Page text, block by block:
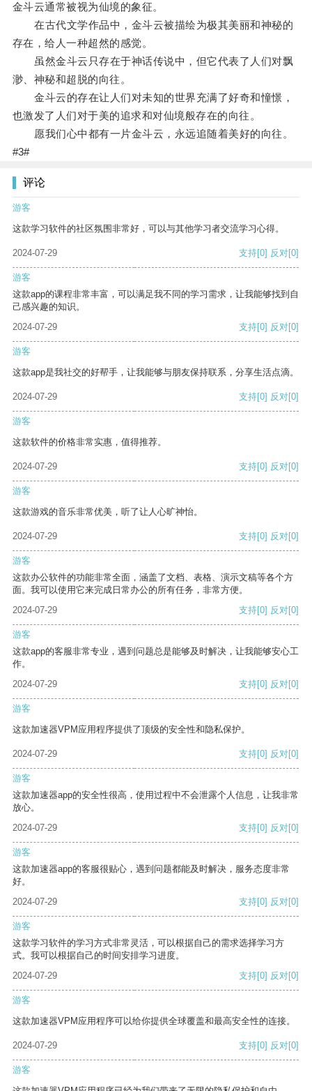
金斗云通常被视为仙境的象征。
在古代文学作品中，金斗云被描绘为极其美丽和神秘的
存在，给人一种超然的感觉。
虽然金斗云只存在于神话传说中，但它代表了人们对飘
渺、神秘和超脱的向往。
金斗云的存在让人们对未知的世界充满了好奇和憧憬，
也激发了人们对于美的追求和对仙境般存在的向往。
愿我们心中都有一片金斗云，永远追随着美好的向往。
#3#
评论
游客
这款学习软件的社区氛围非常好，可以与其他学习者交流学习心得。
2024-07-29 支持[0] 反对[0]
游客
这款app的课程非常丰富，可以满足我不同的学习需求，让我能够找到自
己感兴趣的知识。
2024-07-29
支持[0] 反对[0]
游客
这款app是我社交的好帮手，让我能够与朋友保持联系，分享生活点滴。
2024-07-29 支持[0] 反对[0]
游客
这款软件的价格非常实惠，值得推荐。
2024-07-29 支持[0] 反对[0]
游客
这款游戏的音乐非常优美，听了让人心旷神怡。
2024-07-29 支持[0] 反对[0]
游客
这款办公软件的功能非常全面，涵盖了文档、表格、演示文稿等各个方
面。我可以使用它来完成日常办公的所有任务，非常方便。
2024-07-29
支持[0] 反对[0]
游客
这款app的客服非常专业，遇到问题总是能够及时解决，让我能够安心工
作。
2024-07-29
支持[0] 反对[0]
游客
这款加速器VPM应用程序提供了顶级的安全性和隐私保护。
2024-07-29 支持[0] 反对[0]
游客
这款加速器app的安全性很高，使用过程中不会泄露个人信息，让我非常
放心。
2024-07-29
支持[0] 反对[0]
游客
这款加速器app的客服很贴心，遇到问题都能及时解决，服务态度非常
好。
2024-07-29
支持[0] 反对[0]
游客
这款学习软件的学习方式非常灵活，可以根据自己的需求选择学习方
式。我可以根据自己的时间安排学习进度。
2024-07-29
支持[0] 反对[0]
游客
这款加速器VPM应用程序可以给你提供全球覆盖和最高安全性的连接。
2024-07-29 支持[0] 反对[0]
游客